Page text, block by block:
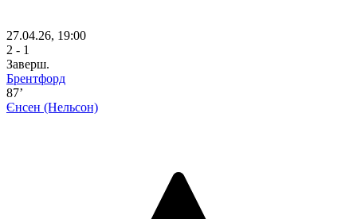
27.04.26, 19:00
2 - 1
Заверш.
Брентфорд
87’
Єнсен (Нельсон)